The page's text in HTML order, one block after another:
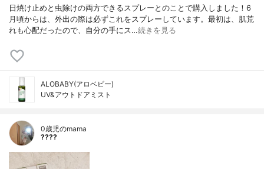
日焼け止めと虫除けの両方できるスプレーとのことで購入しました！6
月頃からは、外出の際は必ずこれをスプレーしています。最初は、肌荒
れも心配だったので、自分の手にス…続きを見る
ALOBABY(アロベビー)
UV&アウトドアミスト
0歳児のmama
????